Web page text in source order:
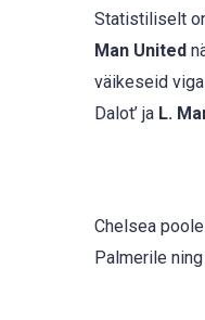
Statistiliselt
Man United
väikeseid
Dalot’ ja L.
Chelsea
Palmerile